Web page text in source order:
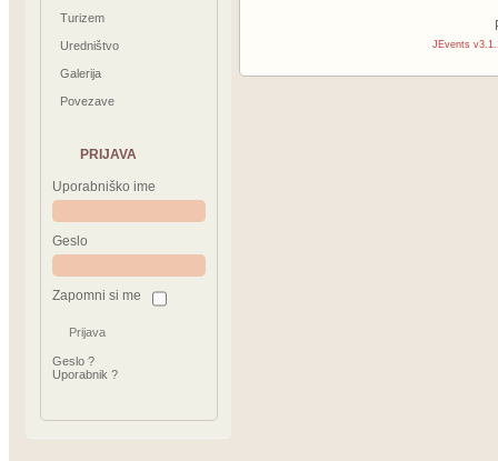
Turizem
Uredništvo
Galerija
Povezave
PRIJAVA
Uporabniško ime
Geslo
Zapomni si me
Geslo ?
Uporabnik ?
JEvents